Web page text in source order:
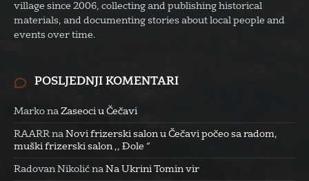
village since 2006, collecting and publishing historical
materials, and documenting stories about local people and
events over time.
POSLJEDNJI KOMENTARI
Marko na Zaseoci u Čečavi
RAARR na Novi frizerski salon u Čečavi počeo sa radom,
muški frizerski salon ,, Đole “
Radovan Nikolić na Na Ukrini Tomin vir